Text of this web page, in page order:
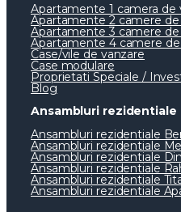
Apartamente 1 camera de
Apartamente 2 camere de
Apartamente 3 camere de
Apartamente 4 camere de
Case/vile de vanzare
Case modulare
Proprietati Speciale /
Blog
Ansambluri rezidentiale
Ansambluri rezidentiale
Ansambluri rezidentiale
Ansambluri rezidentiale
Ansambluri rezidentiale
Ansambluri rezidentiale
Ansambluri rezidentiale